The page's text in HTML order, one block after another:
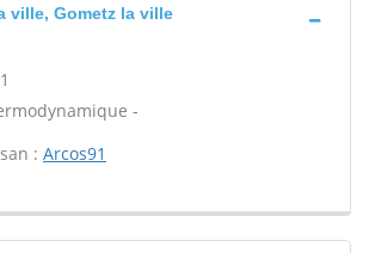
ville, Gometz la ville
-
: Arcos91